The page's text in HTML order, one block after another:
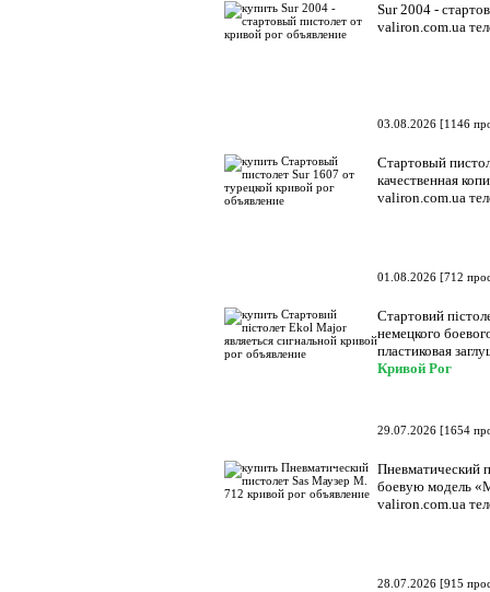
Sur 2004 -
valiron.com.ua
03.08.2026 [1146
Стартовый
качественная
valiron.com.ua
01.08.2026 [712
Стартовий
немецкого
пластиковая
Кривой Рог
29.07.2026 [1654
Пневматический
боевую модель
valiron.com.ua
28.07.2026 [915